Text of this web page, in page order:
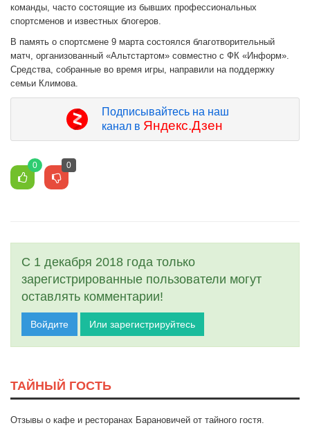
команды, часто состоящие из бывших профессиональных
спортсменов и известных блогеров.
В память о спортсмене 9 марта состоялся благотворительный
матч, организованный «Альтстартом» совместно с ФК «Информ».
Средства, собранные во время игры, направили на поддержку
семьи Климова.
Подписывайтесь на наш
канал в Яндекс.Дзен
0 0
С 1 декабря 2018 года только
зарегистрированные пользователи могут
оставлять комментарии!
Войдите Или зарегистрируйтесь
ТАЙНЫЙ ГОСТЬ
Отзывы о кафе и ресторанах Барановичей от тайного гостя.